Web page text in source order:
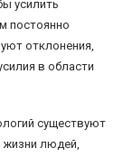
усилить
постоянно
отклонения,
в области
существуют
жизни людей,